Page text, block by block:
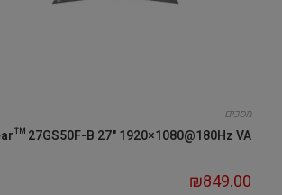
מסכים
27GS50F-B 27" 1920×1080@180Hz VA
₪849.00